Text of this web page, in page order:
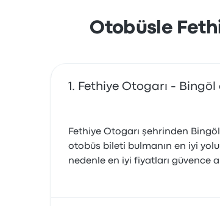
Otobüsle
Fethiye Otogarı -
Fethiye Otogarı şehrinden
otobüs bileti bulmanın en iyi
nedenle en iyi fiyatları güvence